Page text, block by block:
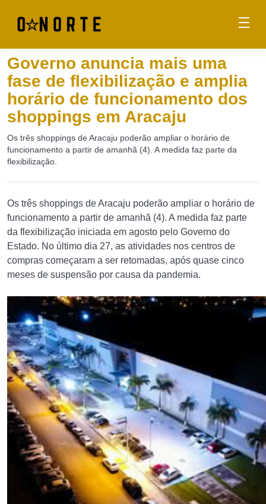
Governo anuncia mais uma
fase de flexibilização e amplia
horário de funcionamento dos
shoppings em Aracaju
Os três shoppings de Aracaju poderão ampliar o horário de
funcionamento a partir de amanhã (4). A medida faz parte da
flexibilização.
Os três shoppings de Aracaju poderão ampliar o horário de
funcionamento a partir de amanhã (4). A medida faz parte
da flexibilização iniciada em agosto pelo Governo do
Estado. No último dia 27, as atividades nos centros de
compras começaram a ser retomadas, após quase cinco
meses de suspensão por causa da pandemia.